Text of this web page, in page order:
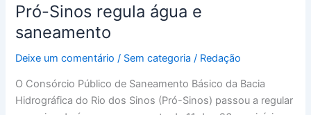
Pró-Sinos regula água e
saneamento
Deixe um comentário / Sem categoria / Redação
O Consórcio Público de Saneamento Básico da Bacia
Hidrográfica do Rio dos Sinos (Pró-Sinos) passou a regular
Pró-
regula
água